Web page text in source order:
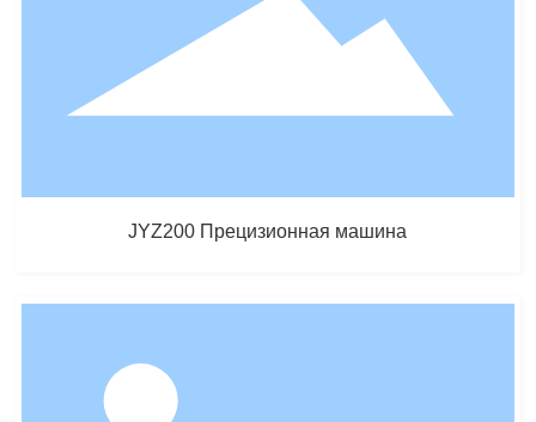
JYZ200 Прецизионная машина